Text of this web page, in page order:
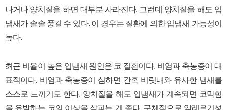
나거나 양치질을 하면 대부분 사라진다. 그런데 양치질을 해도 입
냄새가 솔솔 풍길 수 있다. 이 경우는 질환에 의한 입냄새 가능성이
높다.
최근 비율이 높은 입냄새 원인은 코 질환이다. 비염과 축농증이 대
표적이다. 비염과 축농증이 심하면 간혹 비릿내와 유사한 냄새를
스스로 느끼기도 한다. 양치질을 해도 입냄새가 계속되면 코막힘
을 유발하는 코의 이상을 살피는 게 좋다. 구체적으로 알레르기성